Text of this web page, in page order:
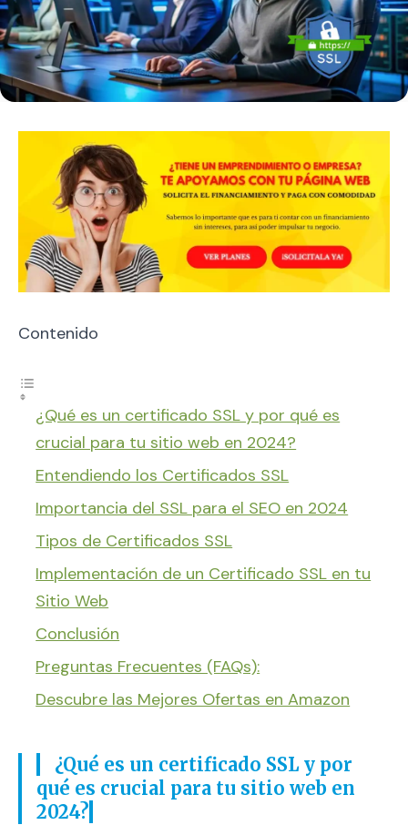
Contenido
¿Qué es un certificado SSL y por qué es
crucial para tu sitio web en 2024?
Entendiendo los Certificados SSL
Importancia del SSL para el SEO en 2024
Tipos de Certificados SSL
Implementación de un Certificado SSL en tu
Sitio Web
Conclusión
Preguntas Frecuentes (FAQs):
Descubre las Mejores Ofertas en Amazon
¿Qué es un certificado SSL y por
qué es crucial para tu sitio web en
2024?